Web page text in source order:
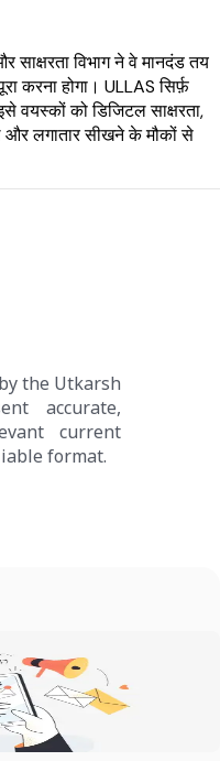
साक्षरता विभाग ने वे मानदंड तय
करना होगा। ULLAS सिर्फ़
वयस्कों को डिजिटल साक्षरता,
और लगातार सीखने के मौकों से
the Utkarsh
accurate,
current
format.